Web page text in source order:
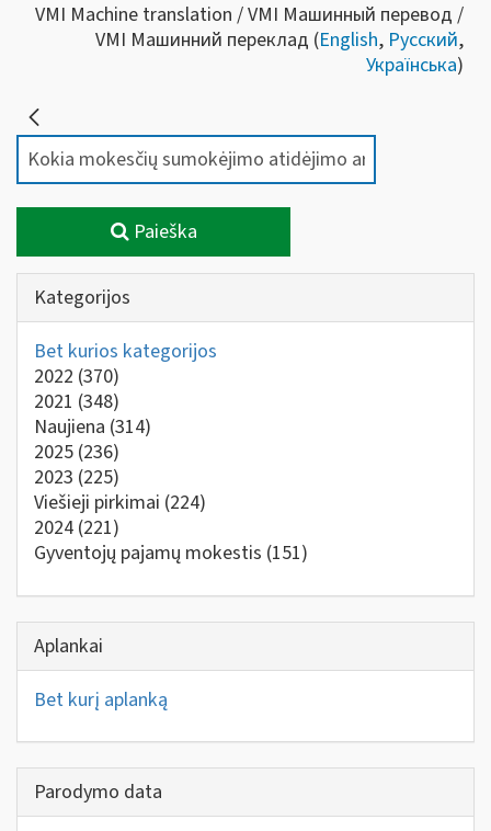
VMI Machine translation / VMI Машинный перевод /
VMI Машинний переклад (English, Русский,
Українська)
Paieška
Kategorijos
Bet kurios kategorijos
2022 (370)
2021 (348)
Naujiena (314)
2025 (236)
2023 (225)
Viešieji pirkimai (224)
2024 (221)
Gyventojų pajamų mokestis (151)
Aplankai
Bet kurį aplanką
Parodymo data